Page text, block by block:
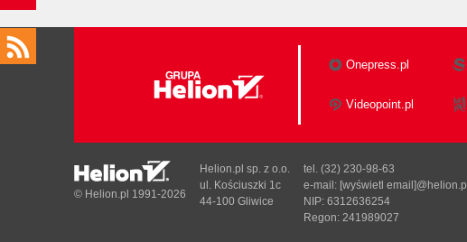
Onepress.pl
Videopoint.pl
© Helion.pl 1991-2026
Helion.pl sp. z o.o.
ul. Kościuszki 1c
44-100 Gliwice
tel. (32) 230-98-63
e-mail: [wyświetl email]@helion.pl
NIP: 6312636254
Regon: 241989027